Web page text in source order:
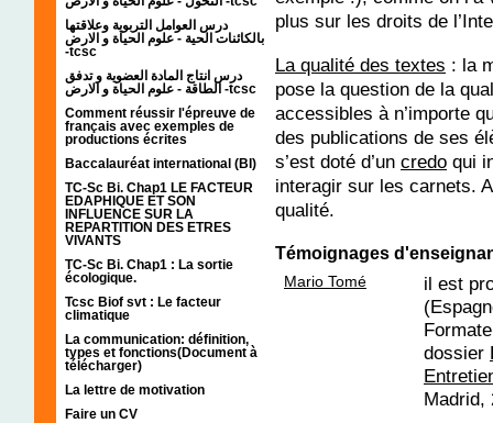
درس العوامل التربوية وعلاقتها
بالكائنات الحية - علوم الحياة و الارض
-tcsc
درس انتاج المادة العضوية و تدفق
الطاقة - علوم الحياة و الارض -tcsc
Comment réussir l'épreuve de
français avec exemples de
productions écrites
Baccalauréat international (BI)
TC-Sc Bi. Chap1 LE FACTEUR
EDAPHIQUE ET SON
INFLUENCE SUR LA
REPARTITION DES ETRES
VIVANTS
TC-Sc Bi. Chap1 : La sortie
écologique.
Tcsc Biof svt : Le facteur
climatique
La communication: définition,
types et fonctions(Document à
télécharger)
La lettre de motivation
Faire un CV
plus sur les droits de
La qualité des textes : la
pose la question de la
accessibles à n’importe
des publications de ses
s’est doté d’un credo qui
interagir sur les carnets.
qualité.
Témoignages
Mario Tomé
il est
dossier
Madrid,